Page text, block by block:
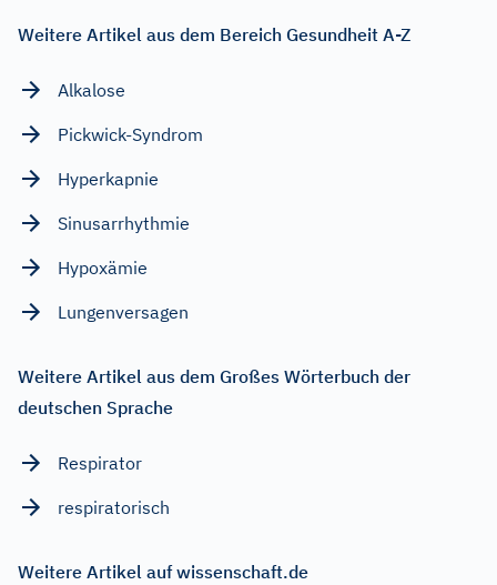
Weitere Artikel aus dem Bereich Gesundheit A-Z
Alkalose
Pickwick-Syndrom
Hyperkapnie
Sinusarrhythmie
Hypoxämie
Lungenversagen
Weitere Artikel aus dem Großes Wörterbuch der
deutschen Sprache
Respirator
respiratorisch
Weitere Artikel auf wissenschaft.de